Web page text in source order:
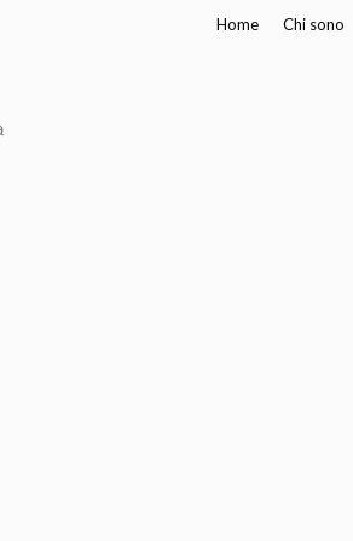
Home Chi sono